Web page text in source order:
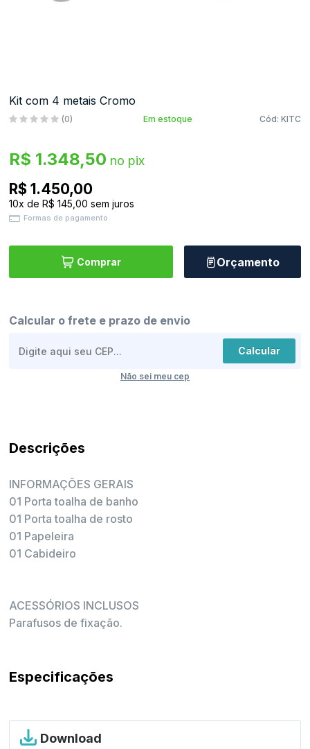
das
às
17h
11h
Kit com 4 metais Cromo
(0) Em estoque Cód: KITC
R$ 1.348,50 no pix
R$ 1.450,00
10x deR$ 145,00 sem juros
Formas de pagamento
Comprar Orçamento
Calcular o frete e prazo de envio
Calcular
Não sei meu cep
Descrições
INFORMAÇÕES GERAIS
01 Porta toalha de banho
01 Porta toalha de rosto
01 Papeleira
01 Cabideiro
ACESSÓRIOS INCLUSOS
Parafusos de fixação.
Especificações
Download